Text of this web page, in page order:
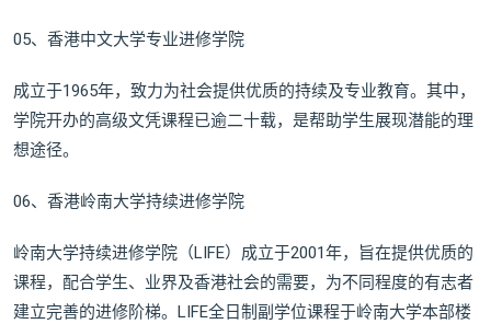
05、香港中文大学专业进修学院
成立于1965年，致力为社会提供优质的持续及专业教育。其中，
学院开办的高级文凭课程已逾二十载，是帮助学生展现潜能的理
想途径。
06、香港岭南大学持续进修学院
岭南大学持续进修学院（LIFE）成立于2001年，旨在提供优质的
课程，配合学生、业界及香港社会的需要，为不同程度的有志者
建立完善的进修阶梯。LIFE全日制副学位课程于岭南大学本部楼